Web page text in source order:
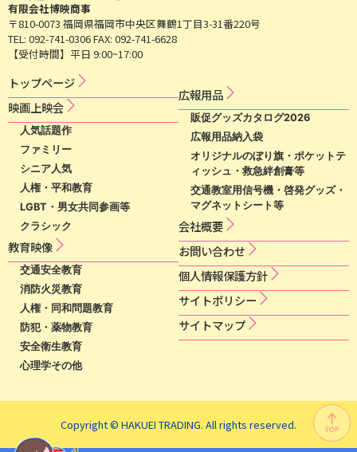
有限会社博映商事
〒810-0073 福岡県福岡市中央区舞鶴1丁目3-31番220号
TEL: 092-741-0306 FAX: 092-741-6628
【受付時間】平日 9:00~17:00
トップページ
映​画​上​映​会​​
人気話題作
ファミリー
シニア人気
人権・平和教育
LGBT・男女共同参画等
クラシック
教育映像
交通安全教育
消防火災教育
人権・同和問題教育
防犯・薬物教育
安全衛生教育
心理学その他
広​報​用​品​
販促グッズカタログ2026
広報用品納入袋
オリジナルのぼり旗・ポケットテ
ィッシュ・救急絆創膏等
交通教室用信号機・啓発グッズ・
マグネットシート等
会社概要
お問い合わせ
個​人​情​報​保​護​方​針​
サ​イ​ト​ポ​リ​シ​ー​
サイトマップ
Copyright © HAKUEI TRADING. All rights reserved.